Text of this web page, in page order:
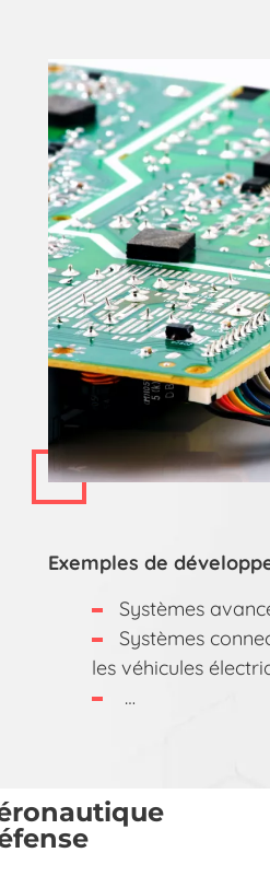
Exemples de
Systèmes
Systèmes
les véhicules
…